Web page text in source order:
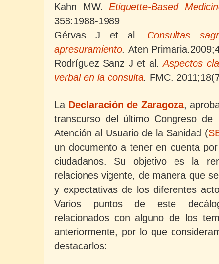
Kahn MW.Etiquette-Based
358:1988-1989
Gérvas J et al. Consultas
apresuramiento. Aten
Rodríguez Sanz J et al. Aspectos
verbal en la consulta. FMC.
La Declaración de Zaragoza,
transcurso del último Congreso de
Atención al Usuario de la Sanidad (
un documento a tener en cuenta
ciudadanos. Su objetivo es la
relaciones vigente, de manera que
y expectativas de los diferentes
Varios puntos de este
relacionados con alguno de los
anteriormente, por lo que
destacarlos: